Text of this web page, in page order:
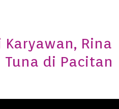
Karyawan, Rina
di Pacitan